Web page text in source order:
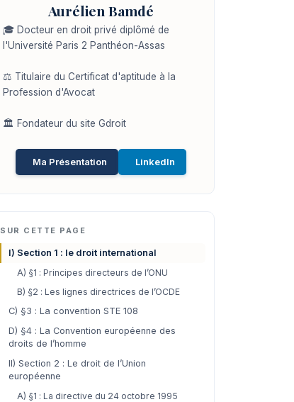
Aurélien Bamdé
🎓 Docteur en droit privé diplômé de
l'Université Paris 2 Panthéon-Assas
⚖️ Titulaire du Certificat d'aptitude à la
Profession d'Avocat
🏛️ Fondateur du site Gdroit
Ma Présentation LinkedIn
SUR CETTE PAGE
I) Section 1 : le droit international
A) §1 : Principes directeurs de l’ONU
B) §2 : Les lignes directrices de l’OCDE
C) §3 : La convention STE 108
D) §4 : La Convention européenne des
droits de l’homme
II) Section 2 : Le droit de l’Union
européenne
A) §1 : La directive du 24 octobre 1995